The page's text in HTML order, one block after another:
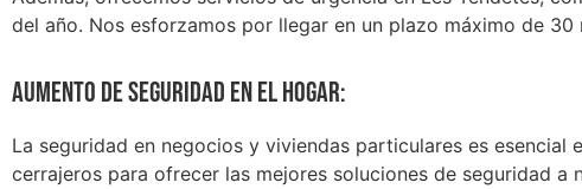
del año. Nos esforzamos por llegar en un plazo máximo de
Aumento de seguridad en el hogar:
La seguridad en negocios y viviendas particulares es
cerrajeros para ofrecer las mejores soluciones de seguridad